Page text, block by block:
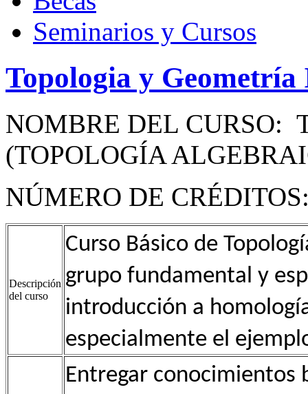
Seminarios y Cursos
Topologia y
NOMBRE DEL CURSO:
(TOPOLOGÍA
NÚMERO DE
Descripción
del curso
Curso Básico de
grupo fundamental y
introducción a
especialmente el
Entregar conocimientos